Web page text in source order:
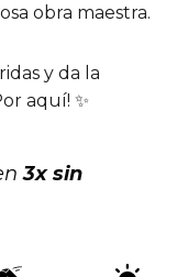
obra maestra.
y da la
aquí! ✨
3x sin